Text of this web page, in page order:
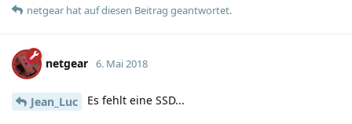
netgear hatauf diesen Beitrag geantwortet.
netgear 6. Mai 2018
Jean_Luc Es fehlt eine SSD...